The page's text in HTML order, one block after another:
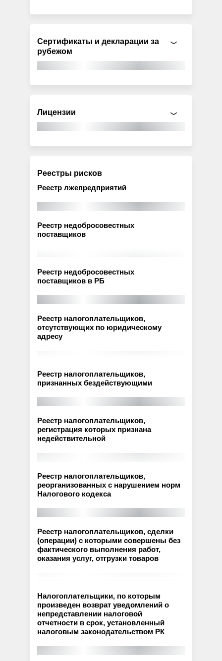
Сертификаты и декларации за
рубежом
Лицензии
Реестры рисков
Реестр лжепредприятий
Реестр недобросовестных
поставщиков
Реестр недобросовестных
поставщиков в РБ
Реестр налогоплательщиков,
отсутствующих по юридическому
адресу
Реестр налогоплательщиков,
признанных бездействующими
Реестр налогоплательщиков,
регистрация которых признана
недействительной
Реестр налогоплательщиков,
реорганизованных с нарушением норм
Налогового кодекса
Реестр налогоплательщиков, сделки
(операции) с которыми совершены без
фактического выполнения работ,
оказания услуг, отгрузки товаров
Налогоплательщики, по которым
произведен возврат уведомлений о
непредставлении налоговой
отчетности в срок, установленный
налоговым законодательством РК